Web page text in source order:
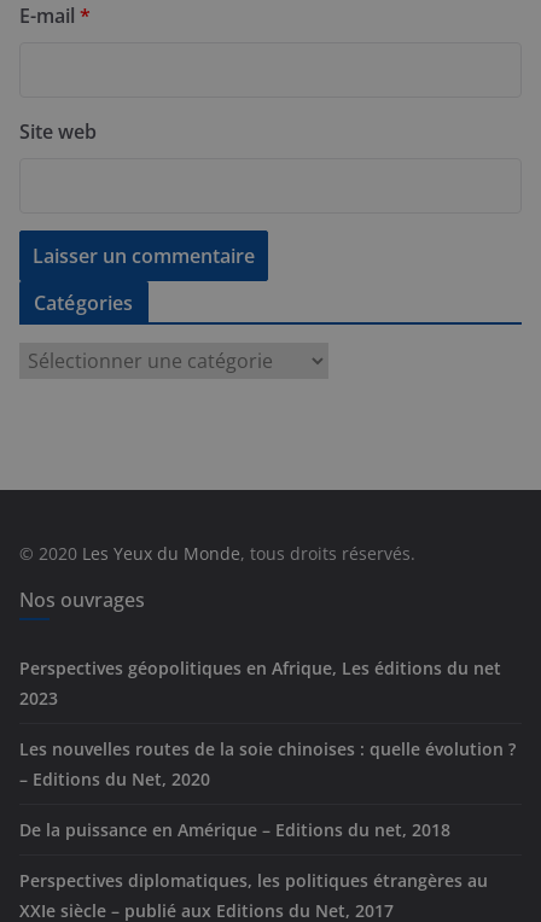
E-mail *
Site web
Catégories
e
s
© 2020 Les Yeux du Monde, tous droits réservés.
Nos ouvrages
Perspectives géopolitiques en Afrique, Les éditions du net
2023
Les nouvelles routes de la soie chinoises : quelle évolution ?
– Editions du Net, 2020
De la puissance en Amérique – Editions du net, 2018
Perspectives diplomatiques, les politiques étrangères au
XXIe siècle – publié aux Editions du Net, 2017